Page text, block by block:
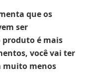
que os
ser
produto é mais
você vai ter
muito menos